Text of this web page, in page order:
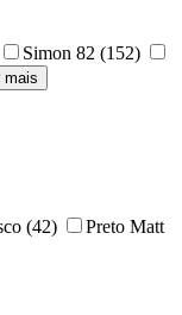
Simon 82 (152)
mais
(42)
Preto Matt